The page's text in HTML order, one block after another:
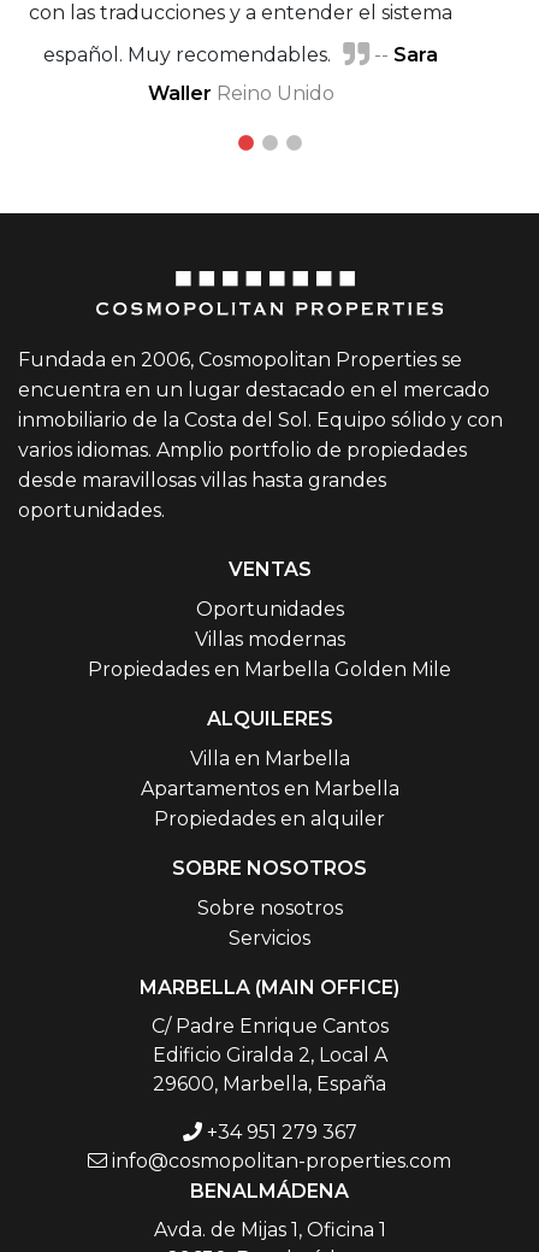
con las traducciones y a entender el sistema
español. Muy recomendables.
-- Sara
Waller Reino Unido
Michel Rudolf
Virginia Lainer
Fundada en 2006, Cosmopolitan Properties se
encuentra en un lugar destacado en el mercado
inmobiliario de la Costa del Sol. Equipo sólido y con
varios idiomas. Amplio portfolio de propiedades
desde maravillosas villas hasta grandes
oportunidades.
VENTAS
Oportunidades
Villas modernas
Propiedades en Marbella Golden Mile
ALQUILERES
Villa en Marbella
Apartamentos en Marbella
Propiedades en alquiler
SOBRE NOSOTROS
Sobre nosotros
Servicios
MARBELLA (MAIN OFFICE)
C/ Padre Enrique Cantos
Edificio Giralda 2, Local A
29600, Marbella, España
+34 951 279 367
info@cosmopolitan-properties.com
BENALMÁDENA
Avda. de Mijas 1, Oficina 1